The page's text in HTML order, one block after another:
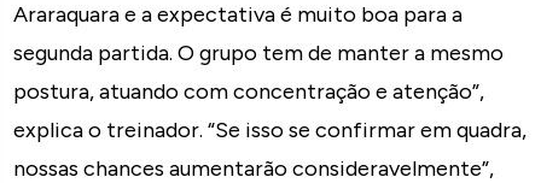
Araraquara e a expectativa é muito boa para a
segunda partida. O grupo tem de manter a mesmo
postura, atuando com concentração e atenção”,
explica o treinador. “Se isso se confirmar em quadra,
nossas chances aumentarão consideravelmente”,